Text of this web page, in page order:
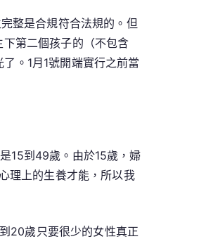
整是合規符合法規的。但
第二個孩子的（不包含
。1月1號開端實行之前當
15到49歲。由於15歲，婦
理上的生養才能，所以我
20歲只要很少的女性真正